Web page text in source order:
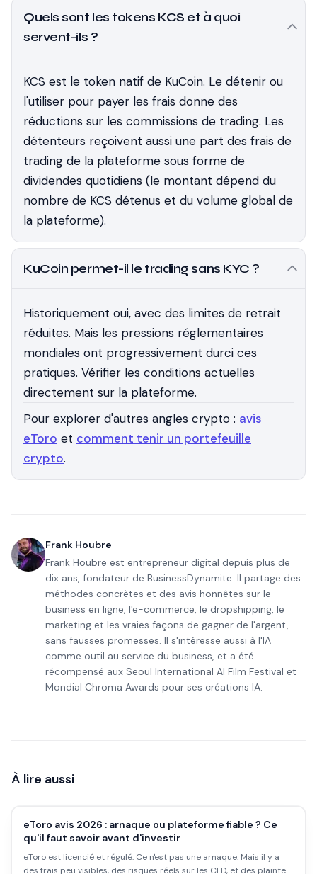
Quels sont les tokens KCS et à quoi
servent-ils ?
KCS est le token natif de KuCoin. Le détenir ou
l'utiliser pour payer les frais donne des
réductions sur les commissions de trading. Les
détenteurs reçoivent aussi une part des frais de
trading de la plateforme sous forme de
dividendes quotidiens (le montant dépend du
nombre de KCS détenus et du volume global de
la plateforme).
KuCoin permet-il le trading sans KYC ?
Historiquement oui, avec des limites de retrait
réduites. Mais les pressions réglementaires
mondiales ont progressivement durci ces
pratiques. Vérifier les conditions actuelles
directement sur la plateforme.
Pour explorer d'autres angles crypto : avis
eToro et comment tenir un portefeuille
crypto.
Frank Houbre
Frank Houbre est entrepreneur digital depuis plus de
dix ans, fondateur de BusinessDynamite. Il partage des
méthodes concrètes et des avis honnêtes sur le
business en ligne, l'e-commerce, le dropshipping, le
marketing et les vraies façons de gagner de l'argent,
sans fausses promesses. Il s'intéresse aussi à l'IA
comme outil au service du business, et a été
récompensé aux Seoul International AI Film Festival et
Mondial Chroma Awards pour ses créations IA.
À lire aussi
eToro avis 2026 : arnaque ou plateforme fiable ? Ce
qu'il faut savoir avant d'investir
eToro est licencié et régulé. Ce n'est pas une arnaque. Mais il y a
des frais peu visibles, des risques réels sur les CFD, et des plaintes